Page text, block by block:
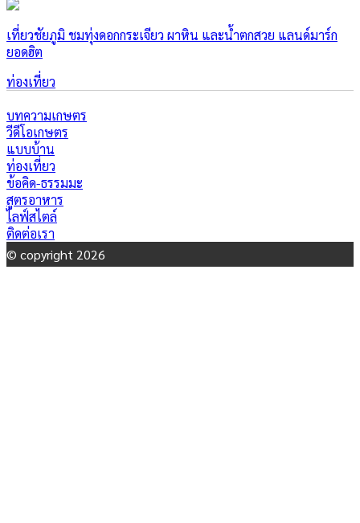
เที่ยวชัยภูมิ ชมทุ่งดอกกระเจียว ผาหิน และน้ำตกสวย แลนด์มาร์ก
ยอดฮิต
ท่องเที่ยว
บทความเกษตร
วีดีโอเกษตร
แบบบ้าน
ท่องเที่ยว
ข้อคิด-ธรรมมะ
สูตรอาหาร
ไลฟ์สไตล์
ติดต่อเรา
© copyright 2026